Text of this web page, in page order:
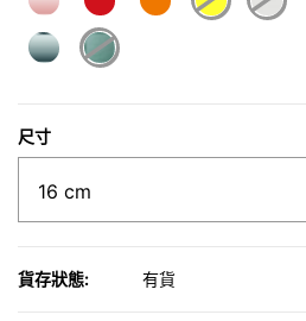
尺寸
貨存狀態: 有貨